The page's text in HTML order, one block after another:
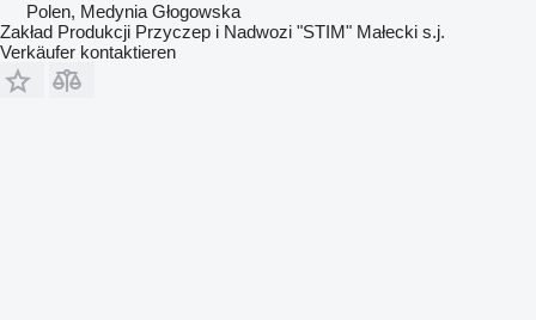
Polen, Medynia Głogowska
Zakład Produkcji Przyczep i Nadwozi "STIM" Małecki s.j.
Verkäufer kontaktieren